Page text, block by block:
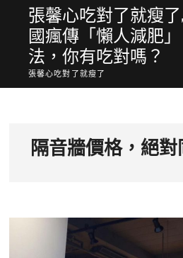
content
張馨心吃對了就瘦
國瘋傳「懶人減肥」
法，你有吃對嗎？
張馨心吃對了就瘦了
隔音牆價格，絕